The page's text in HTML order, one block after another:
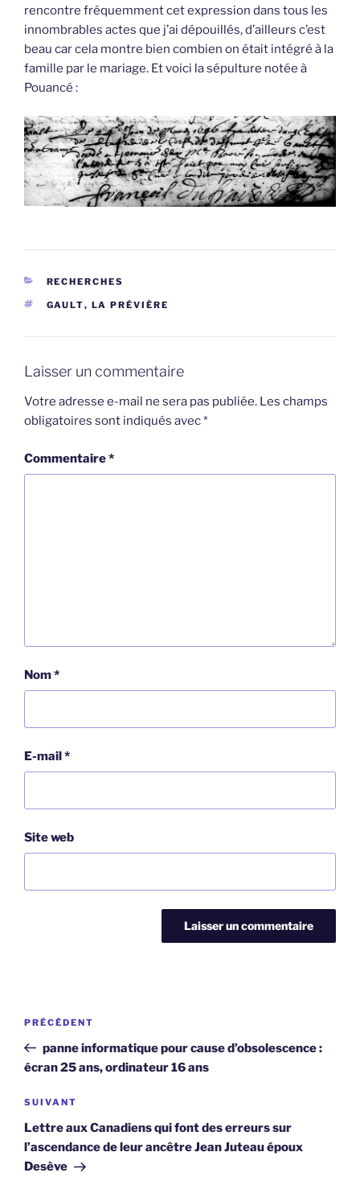
rencontre fréquemment cet expression dans tous les
innombrables actes que j’ai dépouillés, d’ailleurs c’est
beau car cela montre bien combien on était intégré à la
famille par le mariage. Et voici la sépulture notée à
Pouancé :
CATÉGORIES
RECHERCHES
ÉTIQUETTES
GAULT, LA PRÉVIÈRE
Laisser un commentaire
Votre adresse e-mail ne sera pas publiée. Les champs
obligatoires sont indiqués avec*
Commentaire*
Nom*
E-mail*
Site web
Navigation
l’article
Article
précédent
PRÉCÉDENT
panne informatique pour cause d’obsolescence :
écran 25 ans, ordinateur 16 ans
Article
suivant
SUIVANT
Lettre aux Canadiens qui font des erreurs sur
l’ascendance de leur ancêtre Jean Juteau époux
Desève